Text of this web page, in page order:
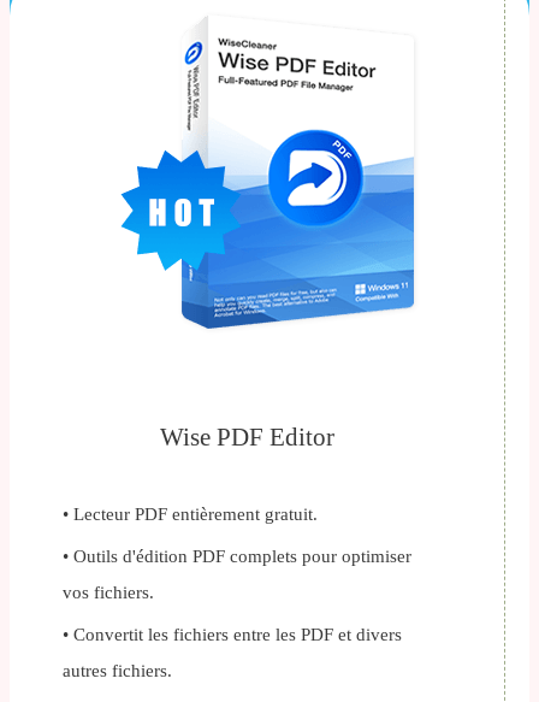
Wise PDF Editor
• Lecteur PDF entièrement gratuit.
• Outils d'édition PDF complets pour optimiser
vos fichiers.
• Convertit les fichiers entre les PDF et divers
autres fichiers.